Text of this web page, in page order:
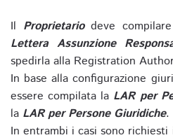
Il Proprietariodeve
Lettera Assunzione
spedirla alla Registration
In base alla configurazione
essere compilata la LAR per
la LAR per Persone Giuridiche.
In entrambi i casi sono